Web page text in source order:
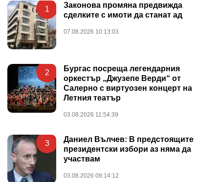
1
Законова промяна предвижда
сделките с имоти да станат ад
07.08.2026 10:13:03
2
Бургас посреща легендарния
оркестър „Джузепе Верди“ от
Салерно с виртуозен концерт на
Летния театър
03.08.2026 11:54:39
3
Даниел Вълчев: В предстоящите
президентски избори аз няма да
участвам
03.08.2026 09:14:12